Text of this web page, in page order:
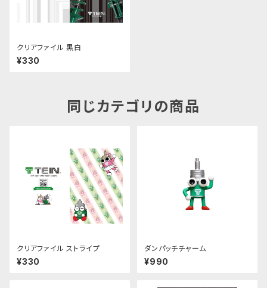
クリアファイル 黒白
¥330
同じカテゴリの商品
クリアファイル ストライプ
¥330
ダンパッチチャーム
¥990